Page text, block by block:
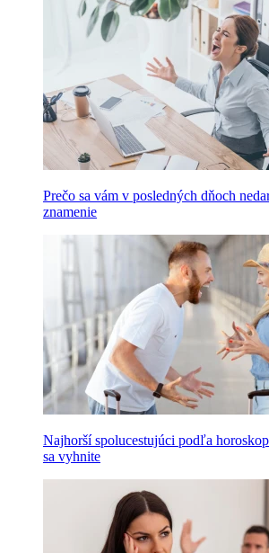
Prečo sa vám v posledných dňoch
znamenie
Najhorší spolucestujúci podľa
sa vyhnite